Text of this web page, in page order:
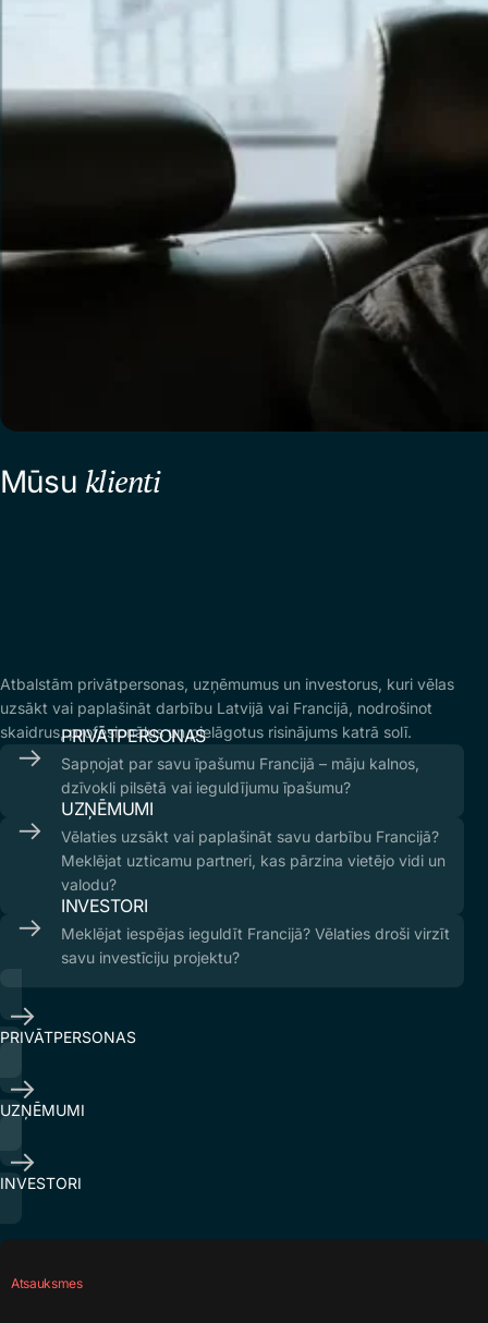
Mūsu klienti
Atbalstām privātpersonas, uzņēmumus un investorus, kuri vēlas
uzsākt vai paplašināt darbību Latvijā vai Francijā, nodrošinot
skaidrus, profesionālus un pielāgotus risinājums katrā solī.
PRIVĀTPERSONAS
Sapņojat par savu īpašumu Francijā – māju kalnos,
dzīvokli pilsētā vai ieguldījumu īpašumu?
UZŅĒMUMI​
Vēlaties uzsākt vai paplašināt savu darbību Francijā?
Meklējat uzticamu partneri, kas pārzina vietējo vidi un
valodu?
INVESTORI
Meklējat iespējas ieguldīt Francijā? Vēlaties droši virzīt
savu investīciju projektu?
PRIVĀTPERSONAS
UZŅĒMUMI
INVESTORI
Atsauksmes